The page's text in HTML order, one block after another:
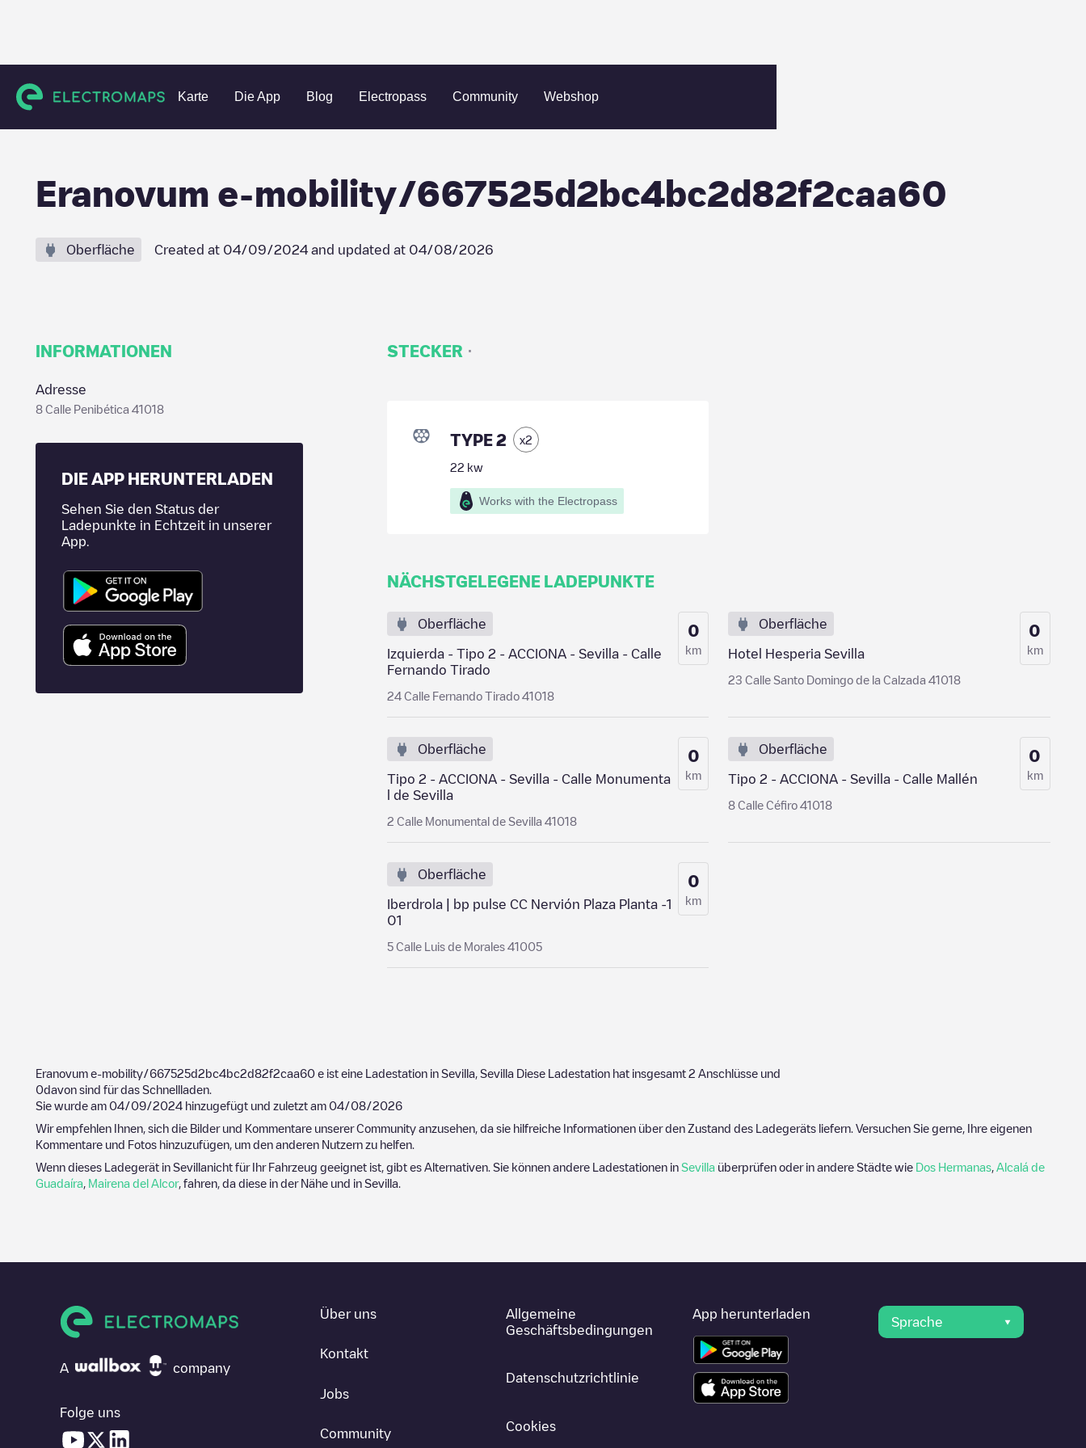
Karte Die App Blog Electropass Community Webshop
Charging stations Spanien Sevilla Sevilla Eranovum e-mobility/667525d2bc4bc2d82f2caa60
Eranovum e-mobility/667525d2bc4bc2d82f2caa60
Oberfläche Created at 04/09/2024 and updated at 04/08/2026
INFORMATIONEN
Adresse
8 Calle Penibética 41018
DIE APP HERUNTERLADEN
Sehen Sie den Status der
Ladepunkte in Echtzeit in unserer
App.
STECKER ·
TYPE 2 x2
22 kw
Works with the Electropass
NÄCHSTGELEGENE LADEPUNKTE
Oberfläche
Izquierda - Tipo 2 - ACCIONA - Sevilla - Calle
Fernando Tirado
24 Calle Fernando Tirado 41018
0
km
Oberfläche
Hotel Hesperia Sevilla
23 Calle Santo Domingo de la Calzada 41018
0
km
Oberfläche
Tipo 2 - ACCIONA - Sevilla - Calle Monumenta
l de Sevilla
2 Calle Monumental de Sevilla 41018
0
km
Oberfläche
Tipo 2 - ACCIONA - Sevilla - Calle Mallén
8 Calle Céfiro 41018
0
km
Oberfläche
Iberdrola | bp pulse CC Nervión Plaza Planta -1
01
5 Calle Luis de Morales 41005
0
km
Eranovum e-mobility/667525d2bc4bc2d82f2caa60 e ist eine Ladestation in Sevilla Sevilla Diese Ladestation hat insgesamt 2 Anschlüsse und
0davon sind für das Schnellladen.
Sie wurde am 04/09/2024 hinzugefügt und zuletzt am 04/08/2026
Wir empfehlen Ihnen, sich die Bilder und Kommentare unserer Community anzusehen, da sie hilfreiche Informationen über den Zustand des Ladegeräts liefern. Versuchen Sie gerne, Ihre eigenen
Kommentare und Fotos hinzuzufügen, um den anderen Nutzern zu helfen.
Wenn dieses Ladegerät in Sevillanicht für Ihr Fahrzeug geeignet ist, gibt es Alternativen. Sie können andere Ladestationen in Sevilla überprüfen oder in andere Städte wie Dos Hermanas Alcalá de
Guadaíra
Mairena del Alcor, fahren, da diese in der Nähe und in Sevilla
A company
Folge uns
Über uns
Kontakt
Jobs
Community
Allgemeine
Geschäftsbedingungen
Datenschutzrichtlinie
Cookies
App herunterladen
Sprache